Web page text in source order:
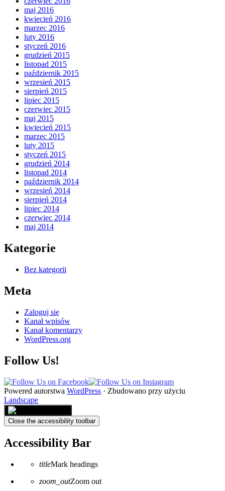
maj 2016
kwiecień 2016
marzec 2016
luty 2016
styczeń 2016
grudzień 2015
listopad 2015
październik 2015
wrzesień 2015
sierpień 2015
lipiec 2015
czerwiec 2015
maj 2015
kwiecień 2015
marzec 2015
luty 2015
styczeń 2015
grudzień 2014
listopad 2014
październik 2014
wrzesień 2014
sierpień 2014
lipiec 2014
czerwiec 2014
maj 2014
Kategorie
Bez kategorii
Meta
Zaloguj się
Kanał wpisów
Kanał komentarzy
WordPress.org
Follow Us!
Powered autorstwa WordPress · Zbudowano przy użyciu
Landscape
Close the accessibility toolbar
Accessibility Bar
titleMark headings
zoom_outZoom out